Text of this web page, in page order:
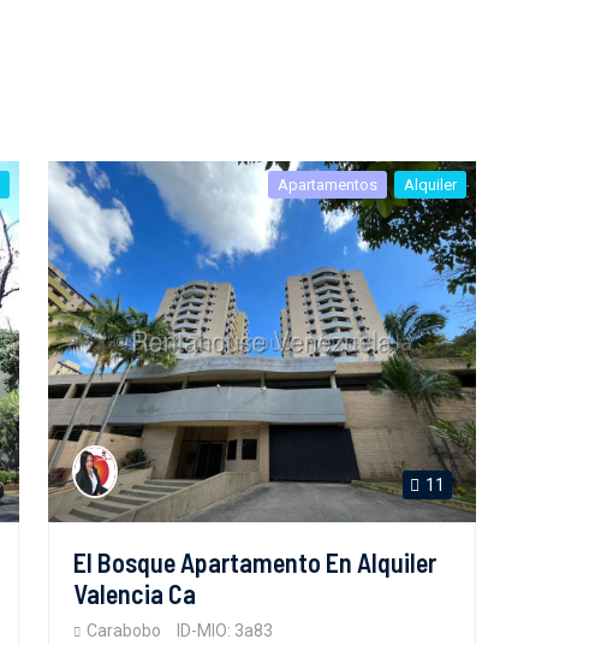
Apartamentos Alquiler
11
El Bosque Apartamento En Alquiler
Valencia Ca
Carabobo ID-MIO: 3a83